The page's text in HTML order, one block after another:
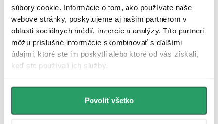
súbory cookie. Informácie o tom, ako používate naše
webové stránky, poskytujeme aj našim partnerom v
oblasti sociálnych médií, inzercie a analýzy. Títo partneri
môžu príslušné informácie skombinovať s ďalšími
údajmi, ktoré ste im poskytli alebo ktoré od vás získali,
keď ste používali ich služby.
Povoliť všetko
Ďalšia inšpirácia
4,8 Hodnotenie zákazníkov